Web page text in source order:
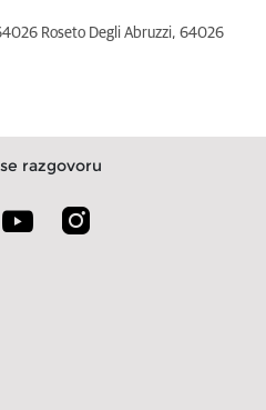
Roseto Degli Abruzzi, 64026
razgovoru